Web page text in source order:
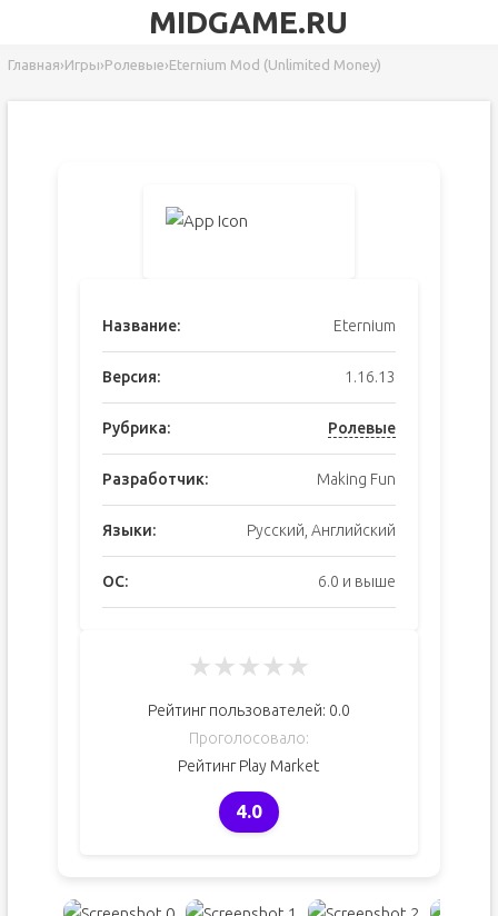
MIDGAME.RU
Главная›Игры›Ролевые›Eternium Mod (Unlimited Money)
Название: Eternium
Версия: 1.16.13
Рубрика: Ролевые
Разработчик: Making Fun
Языки: Русский, Английский
ОС: 6.0 и выше
★★★★★
Рейтинг пользователей: 0.0
Проголосовало:
Рейтинг Play Market
4.0